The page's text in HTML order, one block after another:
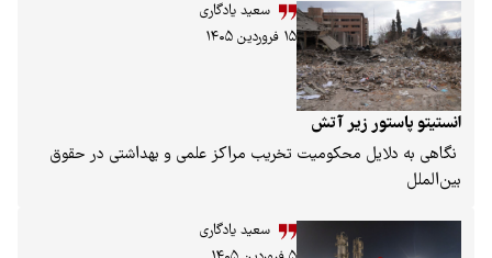
سعید یادگاری
۱۵ فروردین ۱۴۰۵
انستیتو پاستور زیر آتش
نگاهی به دلایل محکومیت تخریب مراکز علمی و بهداشتی در حقوق
بین‌الملل
سعید یادگاری